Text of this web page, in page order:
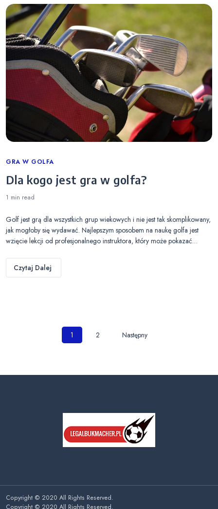
Categories
GRA W GOLFA
Dla kogo jest gra w golfa?
1 min read
Golf jest grą dla wszystkich grup wiekowych i nie jest tak skomplikowany,
jak mogłoby się wydawać. Najlepszym sposobem na naukę golfa jest
wzięcie lekcji od profesjonalnego instruktora, który może pokazać…
Czytaj Dalej
Nawigacja
1 2 Następny
Copyright © 2020 All Rights Reserved.
Copyright © 2020 All Rights Reserved.